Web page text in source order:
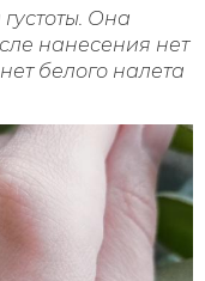
Она
нанесения нет
белого налета